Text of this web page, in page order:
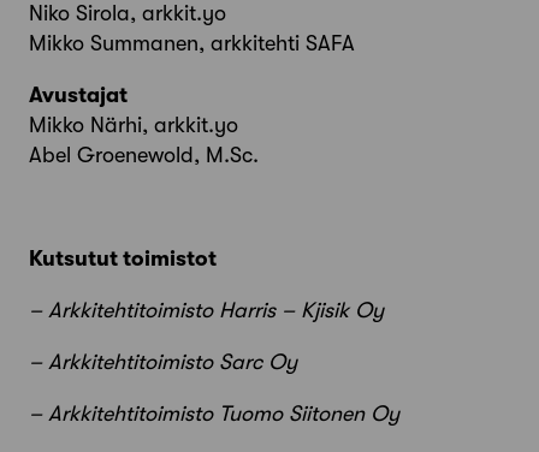
Niko Sirola, arkkit.yo
Mikko Summanen, arkkitehti SAFA
Avustajat
Mikko Närhi, arkkit.yo
Abel Groenewold, M.Sc.
Kutsutut toimistot
– Arkkitehtitoimisto Harris – Kjisik Oy
– Arkkitehtitoimisto Sarc Oy
– Arkkitehtitoimisto Tuomo Siitonen Oy